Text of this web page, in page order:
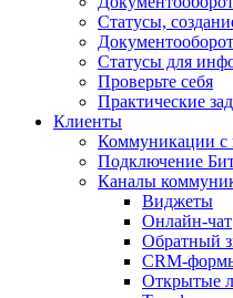
Статусы,
Статусы для
Проверьте себя
Практические
Клиенты
Коммуникации с
Подключение
Каналы
Виджеты
Онлайн-чат
Обратный
CRM-
Открытые